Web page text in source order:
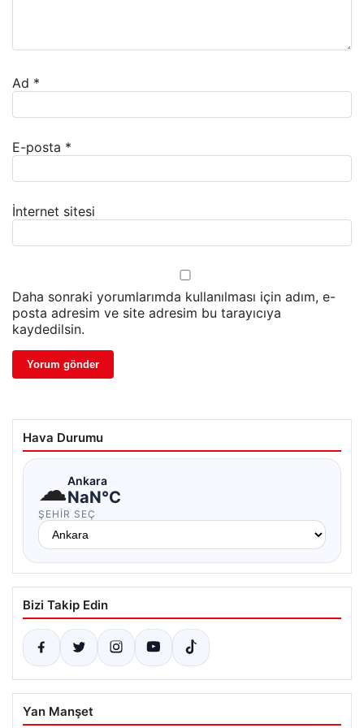
Ad *
E-posta *
İnternet sitesi
Daha sonraki yorumlarımda kullanılması için adım, e-
posta adresim ve site adresim bu tarayıcıya
kaydedilsin.
Hava Durumu
☁Ankara
NaN°C
ŞEHIR SEÇ
Bizi Takip Edin
Yan Manşet